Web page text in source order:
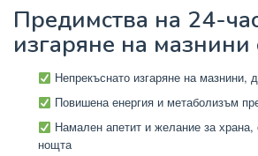
Предимства на 24-
изгаряне на мазнини
Непрекъснато изгаряне на мазнини,
Повишена енергия и метаболизъм
Намален апетит и желание за храна,
нощта